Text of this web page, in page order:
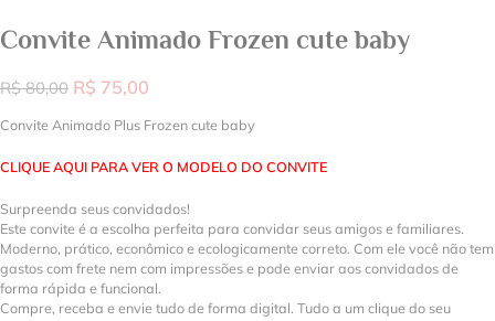
Convite Animado Frozen cute baby
R$80,00 R$ 75,00
Convite Animado Plus Frozen cute baby
CLIQUE AQUI PARA VER O MODELO DO CONVITE
Surpreenda seus convidados!
Este convite é a escolha perfeita para convidar seus amigos e familiares.
Moderno, prático, econômico e ecologicamente correto. Com ele você não tem
gastos com frete nem com impressões e pode enviar aos convidados de
forma rápida e funcional.
Compre, receba e envie tudo de forma digital. Tudo a um clique do seu